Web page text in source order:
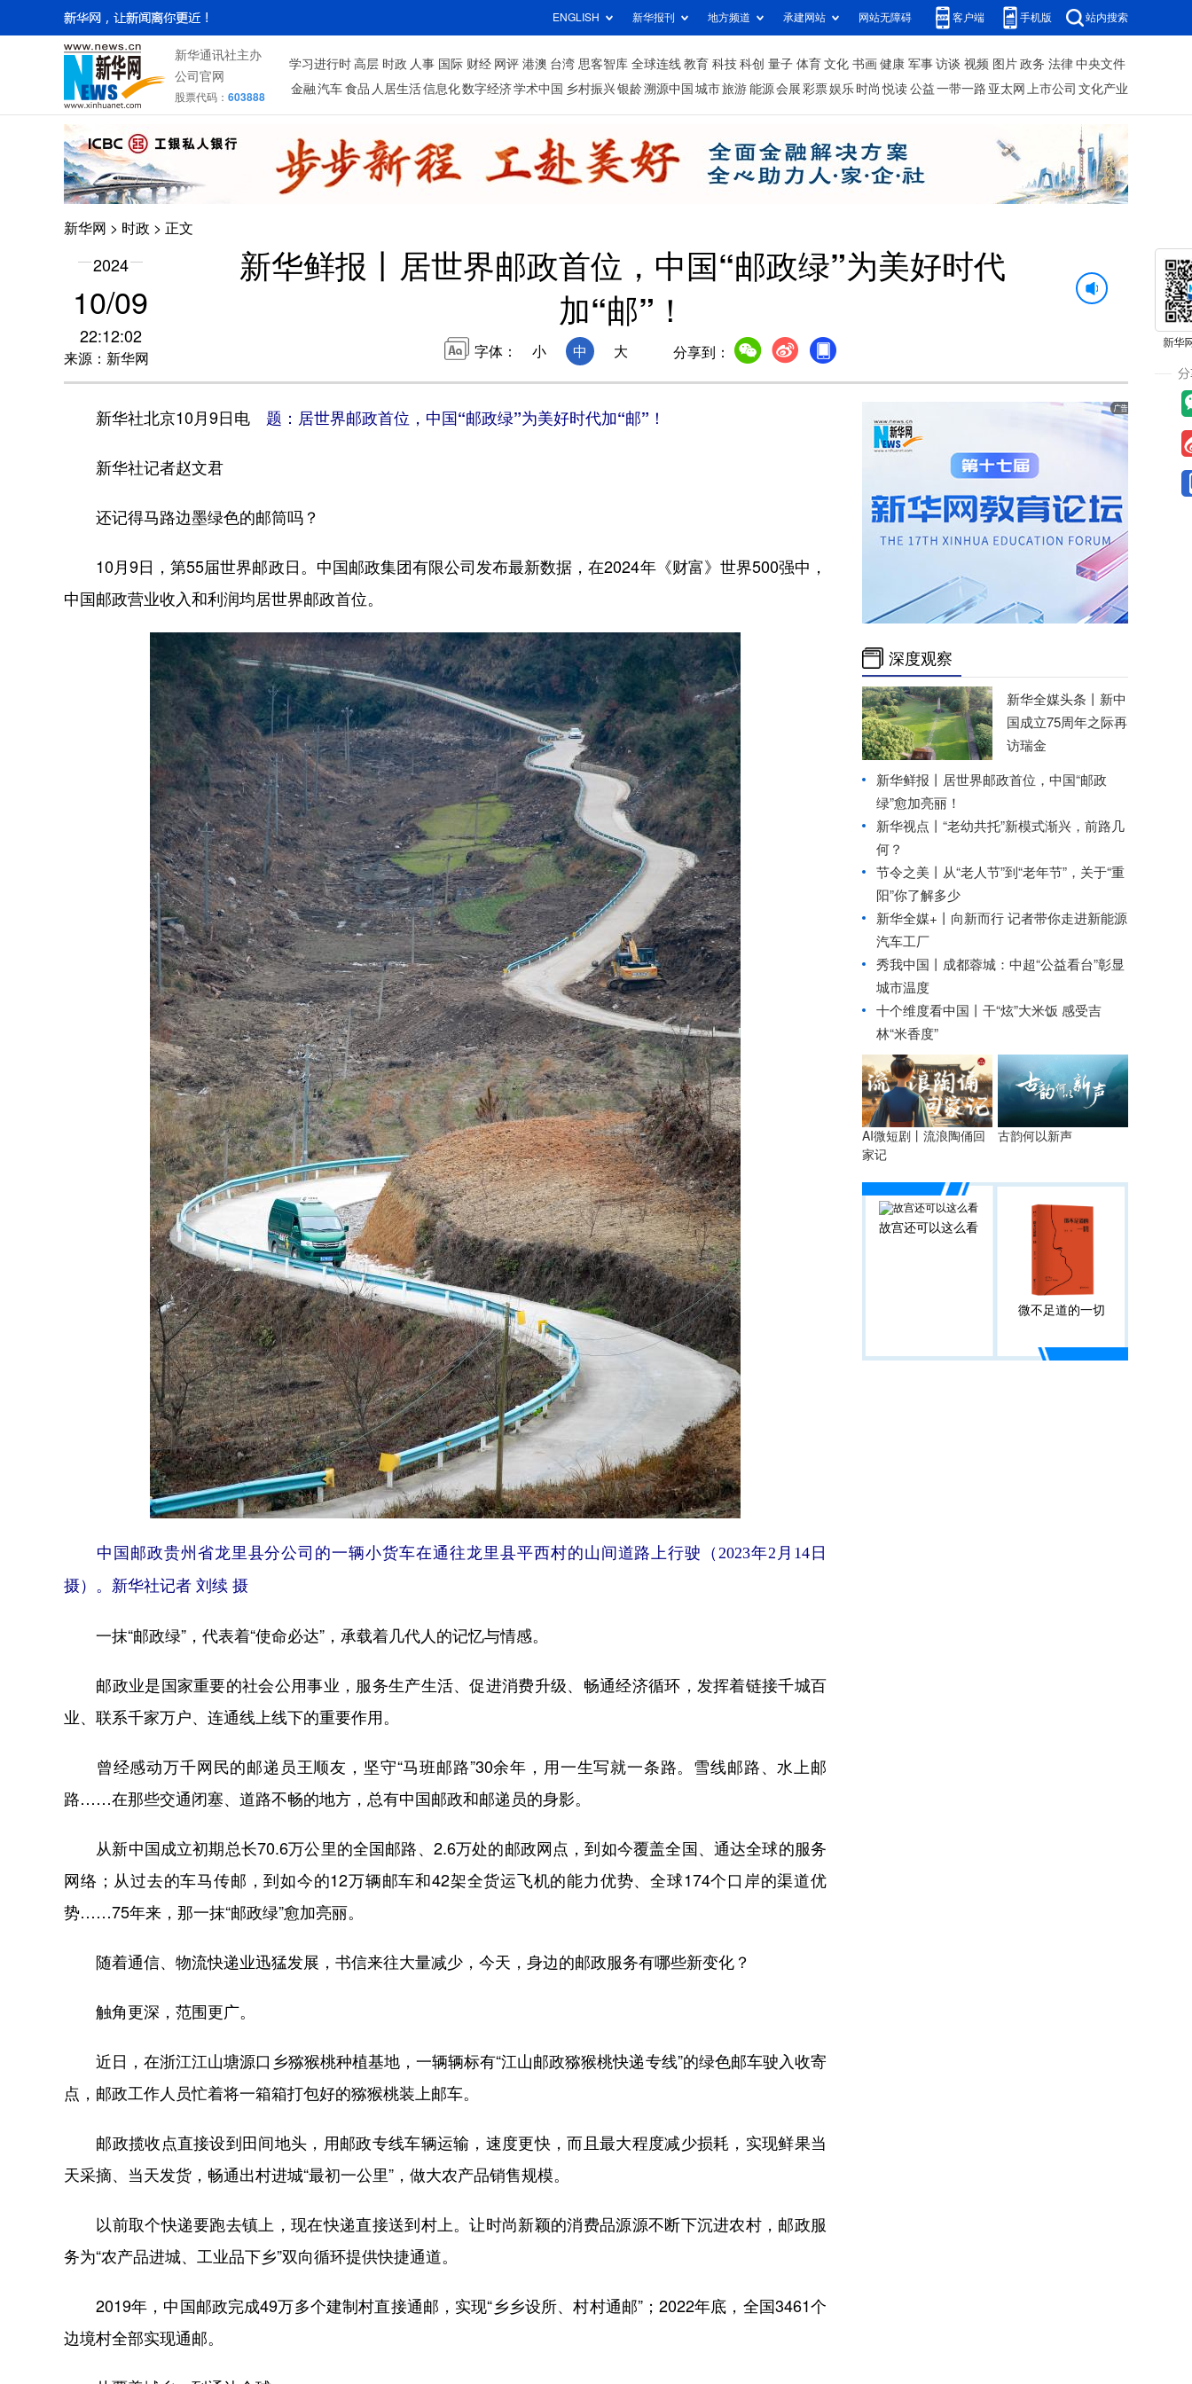
ENGLISH 新华报刊 地方频道 承建网站 网站无障碍 客户端 手机版 站内搜索
新华通讯社主办
公司官网
股票代码： 603888
学习进行时 高层 时政 人事 国际 财经 网评 港澳 台湾 思客智库 全球连线 教育 科技 科创 量子 体育 文化 书画 健康 军事 访谈 视频 图片 政务 法律 中央文件
金融 汽车 食品 人居生活信息化数字经济学术中国 乡村振兴银龄溯源中国 城市旅游 能源 会展 彩票娱乐 时尚 悦读 公益 一带一路 亚太网 上市公司 文化产业
新华网 > 时政 > 正文
2024
10/09
22:12:02
来源：新华网
新华鲜报丨居世界邮政首位，中国“邮政绿”为美好时代
加“邮”！
字体： 小 中 大 分享到：
新华社北京10月9日电 题：居世界邮政首位，中国“邮政绿”为美好时代加“邮”！
新华社记者赵文君
还记得马路边墨绿色的邮筒吗？
10月9日，第55届世界邮政日。中国邮政集团有限公司发布最新数据，在2024年《财富》世界500强中，
中国邮政营业收入和利润均居世界邮政首位。
中国邮政贵州省龙里县分公司的一辆小货车在通往龙里县平西村的山间道路上行驶（2023年2月14日
摄）。新华社记者 刘续 摄
一抹“邮政绿”，代表着“使命必达”，承载着几代人的记忆与情感。
邮政业是国家重要的社会公用事业，服务生产生活、促进消费升级、畅通经济循环，发挥着链接千城百
业、联系千家万户、连通线上线下的重要作用。
曾经感动万千网民的邮递员王顺友，坚守“马班邮路”30余年，用一生写就一条路。雪线邮路、水上邮
路……在那些交通闭塞、道路不畅的地方，总有中国邮政和邮递员的身影。
从新中国成立初期总长70.6万公里的全国邮路、2.6万处的邮政网点，到如今覆盖全国、通达全球的服务
网络；从过去的车马传邮，到如今的12万辆邮车和42架全货运飞机的能力优势、全球174个口岸的渠道优
势……75年来，那一抹“邮政绿”愈加亮丽。
随着通信、物流快递业迅猛发展，书信来往大量减少，今天，身边的邮政服务有哪些新变化？
触角更深，范围更广。
近日，在浙江江山塘源口乡猕猴桃种植基地，一辆辆标有“江山邮政猕猴桃快递专线”的绿色邮车驶入收寄
点，邮政工作人员忙着将一箱箱打包好的猕猴桃装上邮车。
邮政揽收点直接设到田间地头，用邮政专线车辆运输，速度更快，而且最大程度减少损耗，实现鲜果当
天采摘、当天发货，畅通出村进城“最初一公里”，做大农产品销售规模。
以前取个快递要跑去镇上，现在快递直接送到村上。让时尚新颖的消费品源源不断下沉进农村，邮政服
务为“农产品进城、工业品下乡”双向循环提供快捷通道。
2019年，中国邮政完成49万多个建制村直接通邮，实现“乡乡设所、村村通邮”；2022年底，全国3461个
边境村全部实现通邮。
深度观察
新华全媒头条丨 新中
国成立75周年之际再
访瑞金
新华鲜报丨居世界邮政首位，中国“邮政
绿”愈加亮丽！
新华视点丨 “老幼共托”新模式渐兴，前路几
何？
节令之美丨从“老人节”到“老年节”，关于“重
阳”你了解多少
新华全媒+丨 向新而行 记者带你走进新能源
汽车工厂
秀我中国丨
成都蓉城：中超“公益看台”彰显
城市温度
十个维度看中国丨干“炫”大米饭 感受吉
林“米香度”
AI微短剧丨流浪陶俑回
家记
古韵何以新声
故宫还可以这么看
微不足道的一切